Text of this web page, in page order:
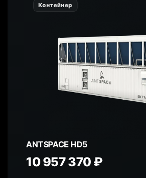
Контейнер
ANTSPACE HD5
10 957 370 ₽